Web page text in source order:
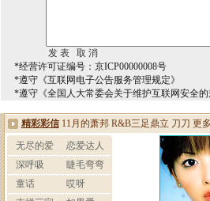
*经营许可证编号：京ICP00000008号
*遵守《互联网电子公告服务管理规定》
*遵守《全国人大常委会关于维护互联网安全的